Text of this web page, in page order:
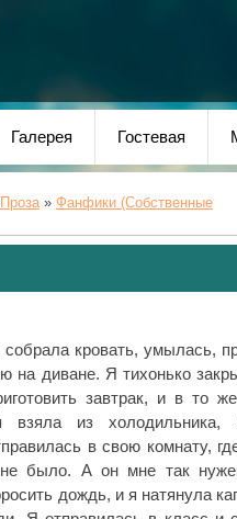
Галерея Гостевая
» Фанфики (Собственные
кровать, умылась,
на диване. Я тихонько
завтрак, и в то
из холодильника,
в свою комнату,
было. А он мне так
дождь, и я натянула